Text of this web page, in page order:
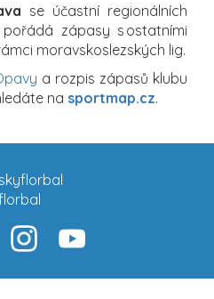
se účastní regionálních
zápasy s ostatními
moravskoslezských lig.
a rozpis zápasů klubu
na sportmap.cz.